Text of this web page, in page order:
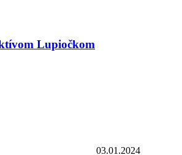
Lupiočkom
03.01.2024